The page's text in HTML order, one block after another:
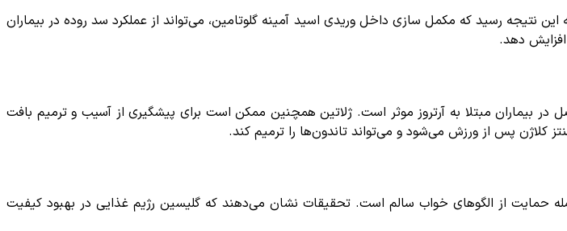
نتیجه رسید که مکمل ‌سازی داخل وریدی اسید آمینه گلوتامین، می‌تواند از عملکرد سد روده در بیماران
دهد.
بیماران مبتلا به آرتروز موثر است. ژلاتین همچنین ممکن است برای پیشگیری از آسیب و ترمیم بافت
حمایت از الگوهای خواب سالم است. تحقیقات نشان می‌دهند که گلیسین رژیم غذایی در بهبود کیفیت